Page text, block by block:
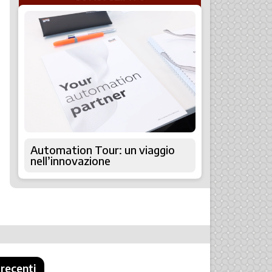
Automation Tour: un viaggio
nell’innovazione